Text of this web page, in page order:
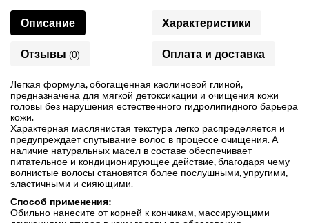
Описание Характеристики
Отзывы (0) Оплата и доставка
Легкая формула, обогащенная каолиновой глиной,
предназначена для мягкой детоксикации и очищения кожи
головы без нарушения естественного гидролипидного барьера
кожи.
Характерная маслянистая текстура легко распределяется и
предупреждает спутывание волос в процессе очищения. А
наличие натуральных масел в составе обеспечивает
питательное и кондиционирующее действие, благодаря чему
волнистые волосы становятся более послушными, упругими,
эластичными и сияющими.
Способ применения:
Обильно нанесите от корней к кончикам, массирующими